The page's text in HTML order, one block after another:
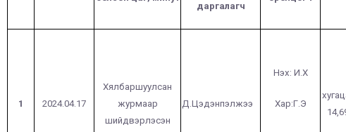
даргалагч
1 2024.04.17
Хялбаршуулсан
журмаар
шийдвэрлэсэн
Д.Цэдэнпэлжээ
Нэх: И.Х
Хар:Г.Э